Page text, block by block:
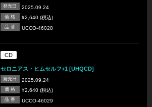
発売日 2025.09.24
価 格 ¥2,640 (税込)
品 番 UCCO-46028
CD
セロニアス・ヒムセルフ+1 [UHQCD]
発売日 2025.09.24
価 格 ¥2,640 (税込)
品 番 UCCO-46029